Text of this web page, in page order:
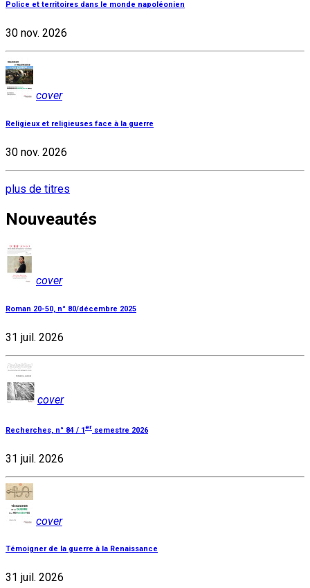
Police et territoires dans le monde napoléonien
30 nov. 2026
cover
Religieux et religieuses face à la guerre
30 nov. 2026
plus de titres
Nouveautés
cover
Roman 20-50, n° 80/décembre 2025
31 juil. 2026
cover
Recherches, n° 84 / 1er semestre 2026
31 juil. 2026
cover
Témoigner de la guerre à la Renaissance
31 juil. 2026